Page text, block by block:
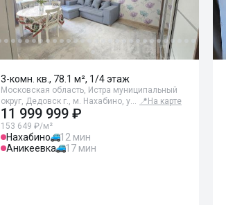
3-комн. кв., 78.1 м², 1/4 этаж
Московская область, Истра муниципальный
округ, Дедовск г., м. Нахабино, у… 📍 На карте
11 999 999 ₽
153 649 ₽/м²
Нахабино
12 мин
Аникеевка
17 мин